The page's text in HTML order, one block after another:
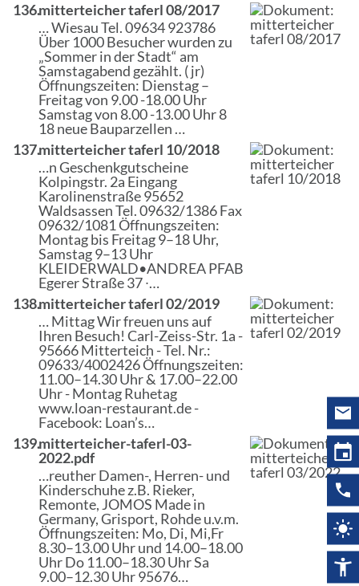
136.mitterteicher taferl 08/2017
… Wiesau Tel. 09634 923786
Über 1000 Besucher wurden zu
„Sommer in der Stadt“ am
Samstagabend gezählt. ( jr)
Öffnungszeiten: Dienstag –
Freitag von 9.00 -18.00 Uhr
Samstag von 8.00 -13.00 Uhr 8
18 neue Bauparzellen …
137.mitterteicher taferl 10/2018
…n Geschenkgutscheine
Kolpingstr. 2a Eingang
Karolinenstraße 95652
Waldsassen Tel. 09632/1386 Fax
09632/1081Öffnungszeiten:
Montag bis Freitag 9–18 Uhr,
Samstag 9–13 Uhr
KLEIDERWALD•ANDREA PFAB
Egerer Straße 37 ∙…
138.mitterteicher taferl 02/2019
… Mittag Wir freuen uns auf
Ihren Besuch! Carl-Zeiss-Str. 1a -
95666 Mitterteich - Tel. Nr.:
09633/4002426Öffnungszeiten:
11.00–14.30 Uhr & 17.00–22.00
Uhr - Montag Ruhetag
www.loan-restaurant.de -
Facebook: Loan’s…
139.mitterteicher-taferl-03-
2022.pdf
…reuther Damen-, Herren- und
Kinderschuhe z.B. Rieker,
Remonte, JOMOS Made in
Germany, Grisport, Rohde u.v.m.
Öffnungszeiten: Mo, Di, Mi,Fr
8.30–13.00 Uhr und 14.00–18.00
Uhr Do 11.00–18.30 Uhr Sa
9.00–12.30 Uhr 95676…